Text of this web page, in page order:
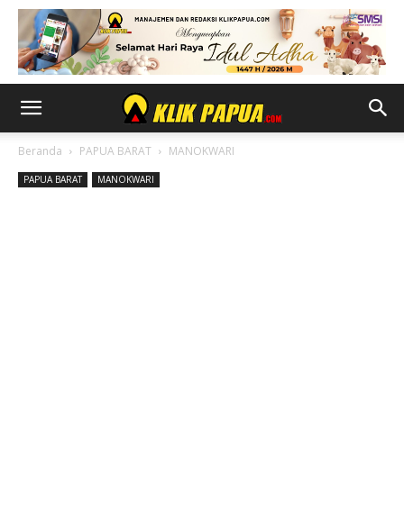
Beranda PAPUA BARAT MANOKWARI
PAPUA BARAT MANOKWARI